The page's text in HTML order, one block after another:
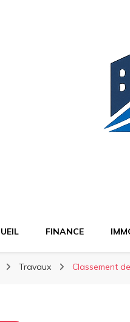
FINANCE
Travaux Classement